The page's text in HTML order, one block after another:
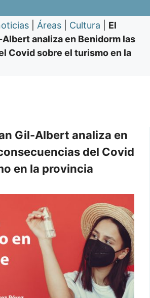
Áreas Cultura
El
analiza en Benidorm las
Covid sobre el turismo en la
Gil-Albert analiza en
del Covid
en la provincia